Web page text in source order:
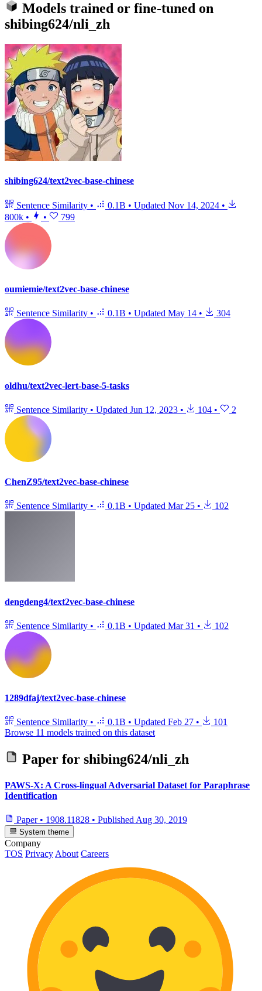
Models trained or fine-tuned on
shibing624/nli_zh
shibing624/text2vec-base-chinese
Sentence Similarity • 0.1B • Updated Nov 14, 2024 •
800k • • 799
oumiemie/text2vec-base-chinese
Sentence Similarity • 0.1B • Updated May 14 • 304
oldhu/text2vec-lert-base-5-tasks
Sentence Similarity • Updated Jun 12, 2023 • 104 • 2
ChenZ95/text2vec-base-chinese
Sentence Similarity • 0.1B • Updated Mar 25 • 102
dengdeng4/text2vec-base-chinese
Sentence Similarity • 0.1B • Updated Mar 31 • 102
1289dfaj/text2vec-base-chinese
Sentence Similarity • 0.1B • Updated Feb 27 •
101
Browse 11 models trained on this dataset
Paper for shibing624/nli_zh
PAWS-X: A Cross-lingual Adversarial Dataset for Paraphrase
Identification
Paper • 1908.11828 • Published Aug 30, 2019
System theme
Company
TOS Privacy About Careers